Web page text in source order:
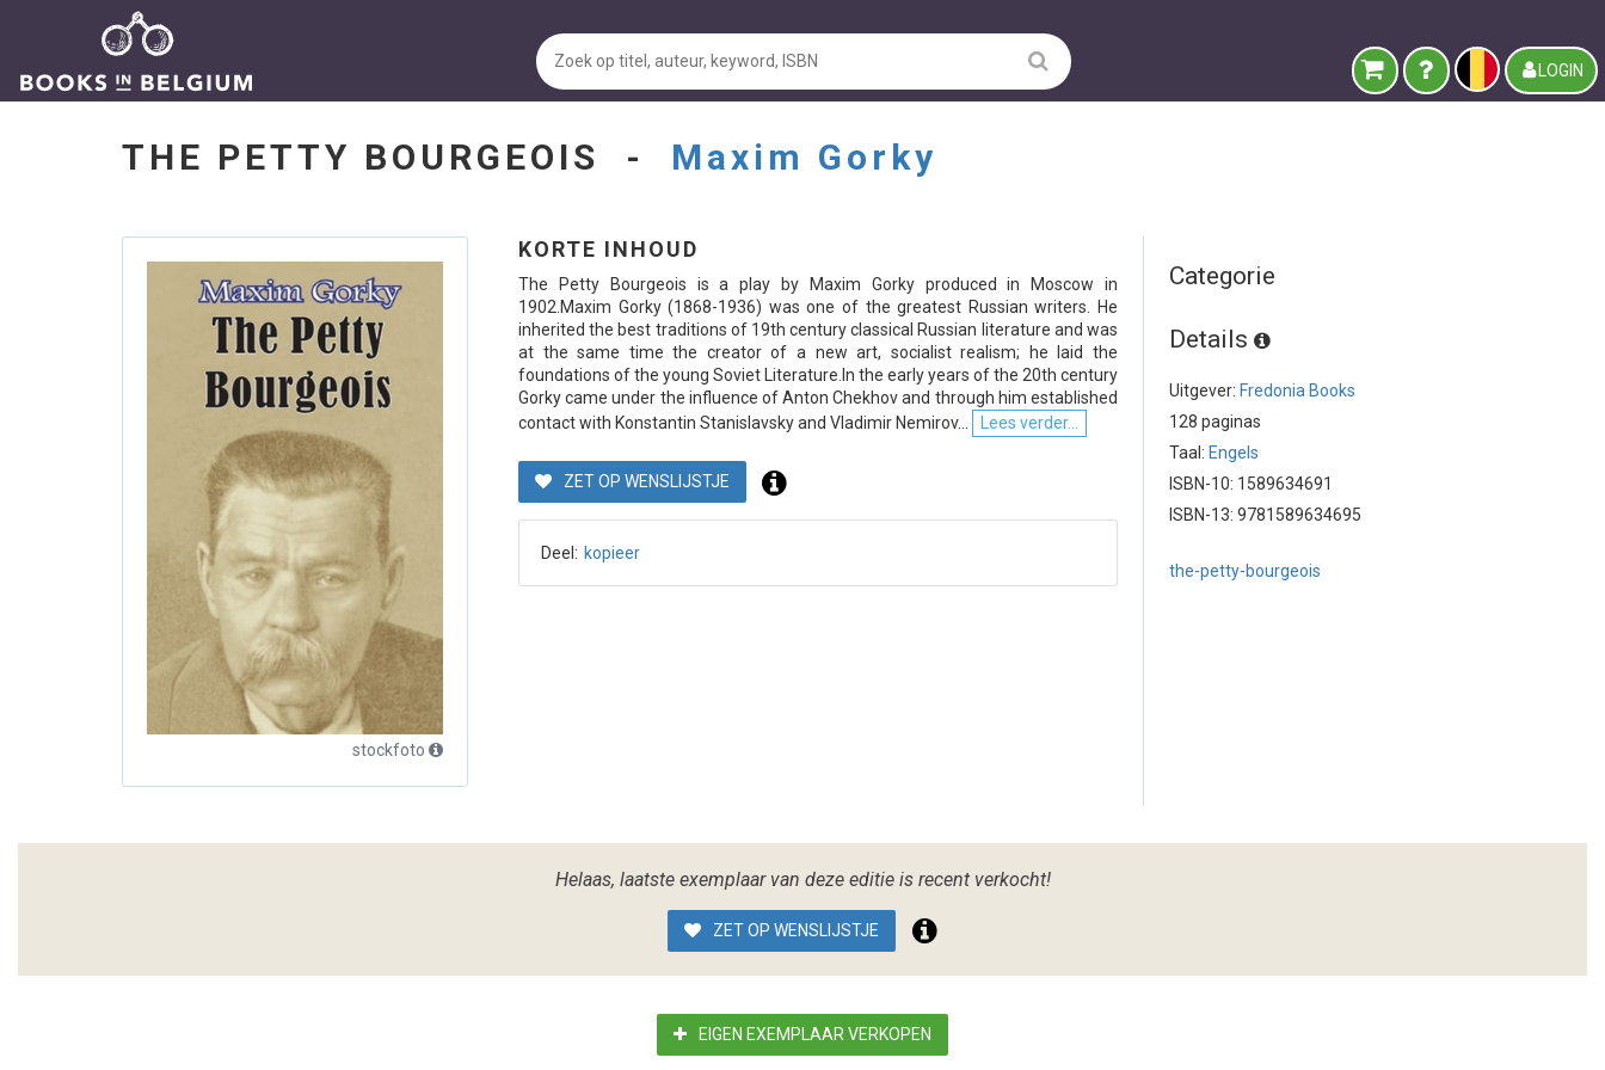
LOGIN
THE PETTY BOURGEOIS - Maxim Gorky
stockfoto
KORTE INHOUD
The Petty Bourgeois is a play by Maxim Gorky produced in Moscow in
1902.Maxim Gorky (1868-1936) was one of the greatest Russian writers. He
inherited the best traditions of 19th century classical Russian literature and was
at the same time the creator of a new art, socialist realism; he laid the
foundations of the young Soviet Literature.In the early years of the 20th century
Gorky came under the influence of Anton Chekhov and through him established
contact with Konstantin Stanislavsky and Vladimir Nemirov...
Lees verder...
ZET OP WENSLIJSTJE
Deel: kopieer
Categorie
Details
Uitgever: Fredonia Books
128 paginas
Taal: Engels
ISBN-10: 1589634691
ISBN-13: 9781589634695
the-petty-bourgeois
Helaas, laatste exemplaar van deze editie is recent verkocht!
ZET OP WENSLIJSTJE
EIGEN EXEMPLAAR VERKOPEN